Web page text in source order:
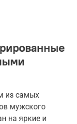
из самых
мужского
на яркие и